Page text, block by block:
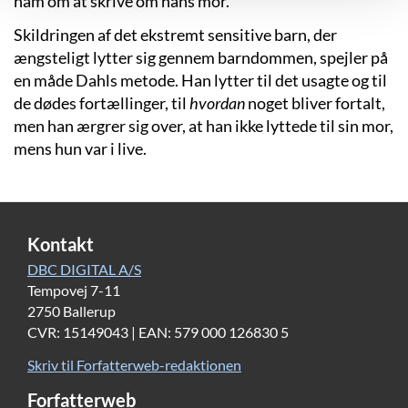
Skildringen af det ekstremt sensitive barn, der
ængsteligt lytter sig gennem barndommen, spejler på
en måde Dahls metode. Han lytter til det usagte og til
de dødes fortællinger, tilhvordannoget bliver fortalt,
men han ærgrer sig over, at han ikke lyttede til sin mor,
mens hun var i live.
Kontakt
DBC DIGITAL A/S
Tempovej 7-11
2750 Ballerup
CVR: 15149043 | EAN: 579 000 126830 5
Skriv til Forfatterweb-redaktionen
Forfatterweb